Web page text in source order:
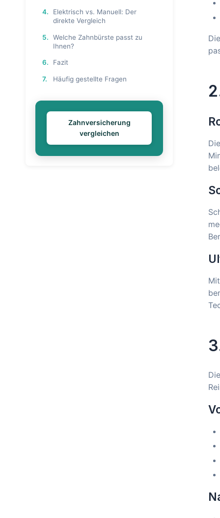
4.
Elektrisch vs. Manuell: Der
direkte Vergleich
5.
Welche Zahnbürste passt zu
Ihnen?
6. Fazit
7. Häufig gestellte Fragen
Zahnversicherung
vergleichen